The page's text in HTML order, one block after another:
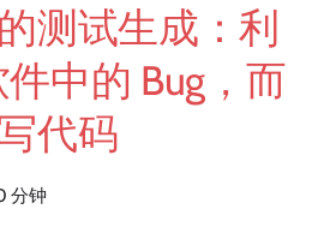
测试生成：利
中的 Bug，而
代码
分钟